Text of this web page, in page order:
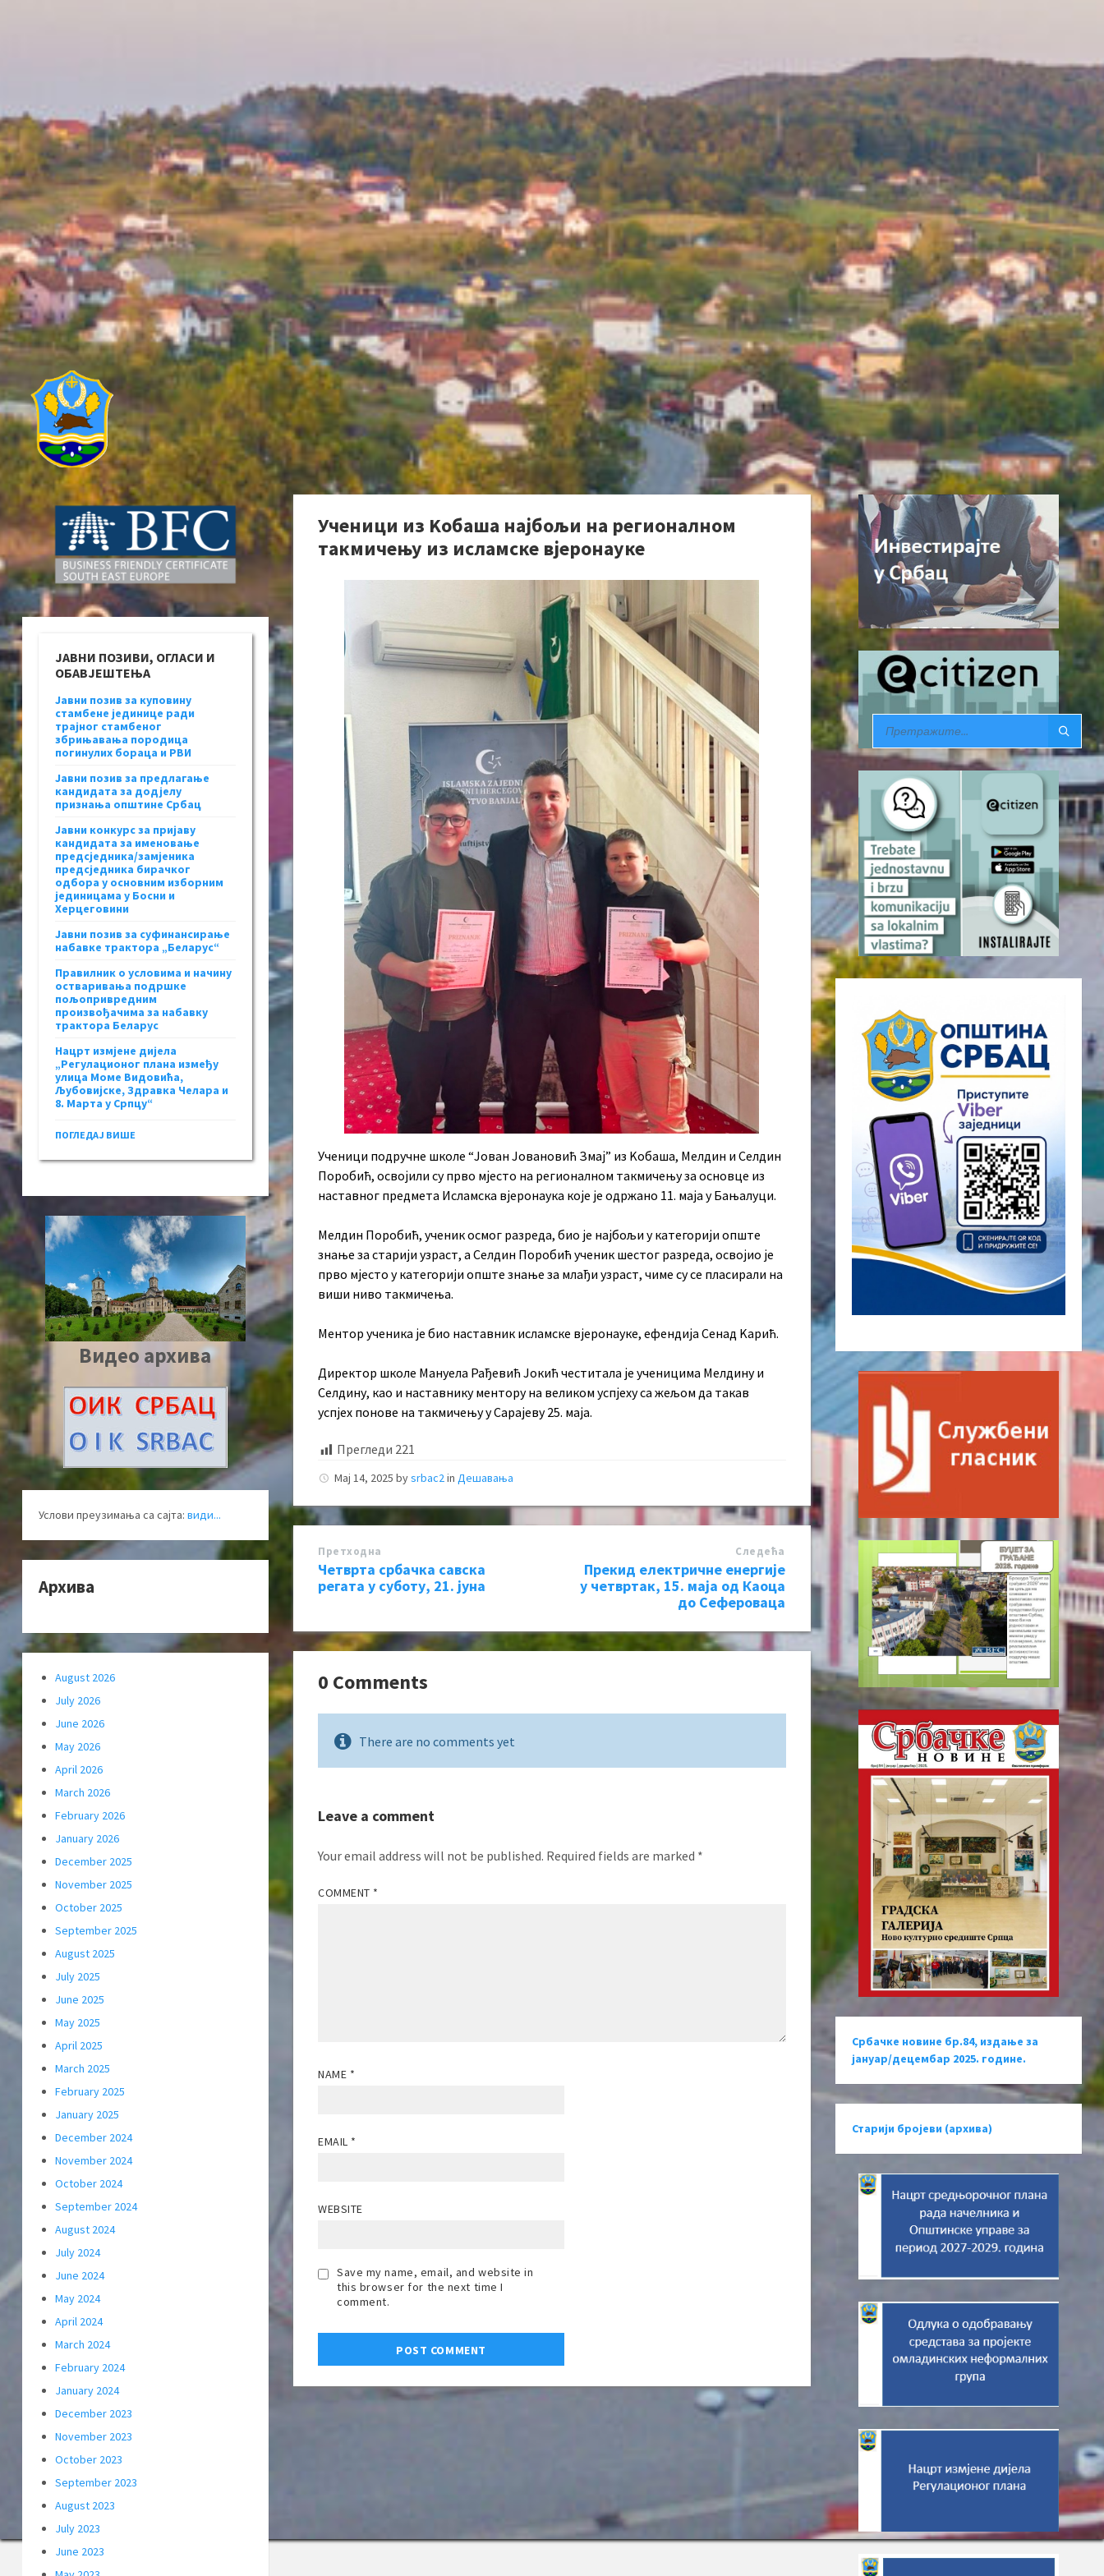
Ученици из Kобаша најбољи на регионалном
такмичењу из исламске вјеронауке
Ученици подручне школе “Јован Јовановић Змај” из Kобаша, Мелдин и Селдин
Поробић, освојили су прво мјесто на регионалном такмичењу за основце из
наставног предмета Исламска вјеронаука које је одржано 11. маја у Бањалуци.
Мелдин Поробић, ученик осмог разреда, био је најбољи у категорији опште
знање за старији узраст, а Селдин Поробић ученик шестог разреда, освојио је
прво мјесто у категорији опште знање за млађи узраст, чиме су се пласирали на
виши ниво такмичења.
Ментор ученика је био наставник исламске вјеронауке, ефендија Сенад Kарић.
Директор школе Мануела Рађевић Јокић честитала је ученицима Мелдину и
Селдину, као и наставнику ментору на великом успјеху са жељом да такав
успјех понове на такмичењу у Сарајеву 25. маја.
Прегледи 221
Мај 14, 2025 bysrbac2 in Дешавања
Претходна
Четврта србачка савска
регата у суботу, 21. јуна
Следећa
Прекид електричне енергије
у четвртак, 15. маја од Каоца
до Сефероваца
0 Comments
There are no comments yet
Leave a comment
Your email address will not be published. Required fields are marked *
COMMENT *
NAME *
EMAIL *
WEBSITE
Save my name, email, and website in
this browser for the next time I
comment.
ЈАВНИ ПОЗИВИ, ОГЛАСИ И
ОБАВЈЕШТЕЊА
Јавни позив за куповину
стамбене јединице ради
трајног стамбеног
збрињавања породица
погинулих бораца и РВИ
Јавни позив за предлагање
кандидата за додјелу
признања општине Србац
Јавни конкурс за пријаву
кандидата за именовање
предсједника/замјеника
предсједника бирачког
одбора у основним изборним
јединицама у Босни и
Херцеговини
Јавни позив за суфинансирање
набавке трактора „Беларус“
Правилник о условима и начину
остваривања подршке
пољопривредним
произвођачима за набавку
трактора Беларус
Нацрт измјене дијела
„Регулационог плана између
улица Моме Видовића,
Љубовијске, Здравка Челара и
8. Марта у Српцу“
ПОГЛЕДАЈ ВИШЕ
Видео архива
Услови преузимања са сајта: види...
Архива
August 2026
July 2026
June 2026
May 2026
April 2026
March 2026
February 2026
January 2026
December 2025
November 2025
October 2025
September 2025
August 2025
July 2025
June 2025
May 2025
April 2025
March 2025
February 2025
January 2025
December 2024
November 2024
October 2024
September 2024
August 2024
July 2024
June 2024
May 2024
April 2024
March 2024
February 2024
January 2024
December 2023
November 2023
October 2023
September 2023
August 2023
July 2023
June 2023
Србачке новине бр.84, издање за
јануар/децембар 2025. године.
Старији бројеви (архива)